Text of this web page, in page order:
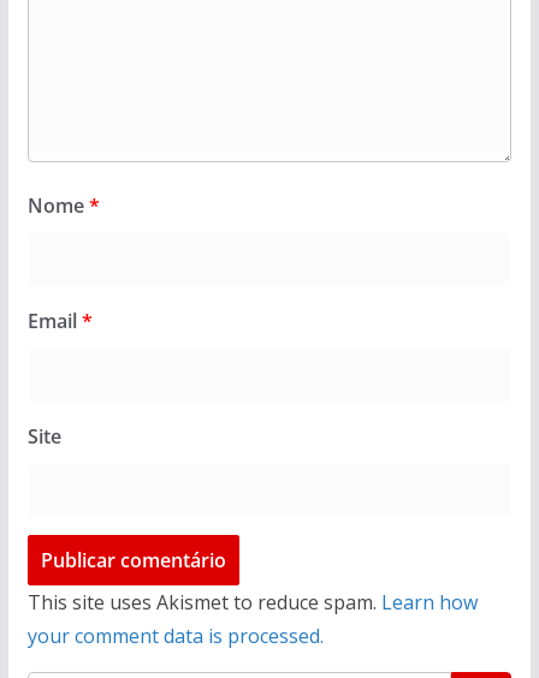
Nome*
Email*
Site
This site uses Akismet to reduce spam. Learn how
your comment data is processed.